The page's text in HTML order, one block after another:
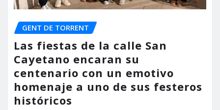
GENT DE TORRENT
Las fiestas de la calle San
Cayetano encaran su
centenario con un emotivo
homenaje a uno de sus festeros
históricos